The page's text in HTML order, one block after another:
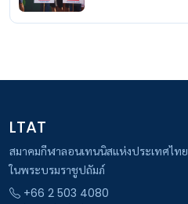
LTAT
สมาคมกีฬาลอนเทนนิสแห่งประเทศไทย
ในพระบรมราชูปถัมภ์
+66 2 503 4080